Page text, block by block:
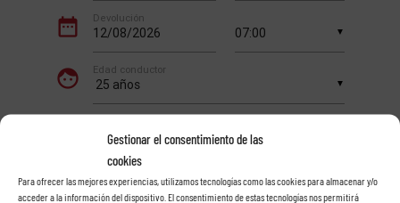
Gestionar el consentimiento de las
cookies
Para ofrecer las mejores experiencias, utilizamos tecnologías como las cookies para almacenar y/o
acceder a la información del dispositivo. El consentimiento de estas tecnologías nos permitirá